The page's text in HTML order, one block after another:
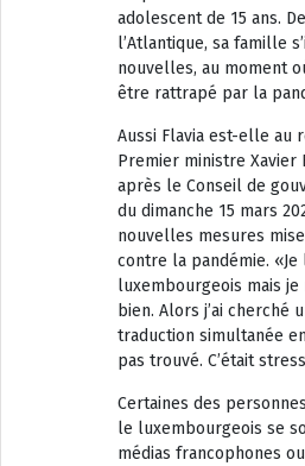
adolescent de 15 ans.
l’Atlantique, sa famille
nouvelles, au moment
être rattrapé par la
Aussi Flavia est-elle au
Premier ministre
après le Conseil de
du dimanche 15 mars
nouvelles mesures
contre la pandémie. «Je
luxembourgeois mais
bien. Alors j’ai cherché
traduction simultanée
pas trouvé. C’était
Certaines des
le luxembourgeois se
médias francophones